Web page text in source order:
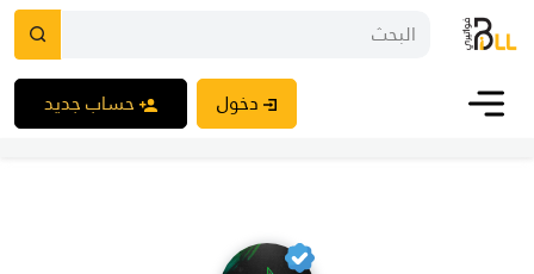
دخول حساب جديد